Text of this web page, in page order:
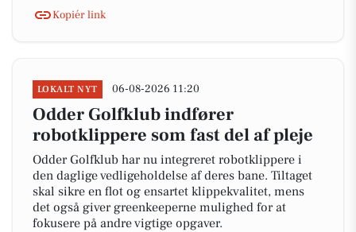
Kopiér link
LOKALT NYT 06-08-2026 11:20
Odder Golfklub indfører
robotklippere som fast del af pleje
Odder Golfklub har nu integreret robotklippere i
den daglige vedligeholdelse af deres bane. Tiltaget
skal sikre en flot og ensartet klippekvalitet, mens
det også giver greenkeeperne mulighed for at
fokusere på andre vigtige opgaver.